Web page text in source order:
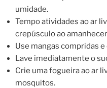
umidade.
Tempo atividades ao ar
crepúsculo ao
Use mangas compridas
Lave imediatamente o
Crie uma fogueira ao ar
mosquitos.